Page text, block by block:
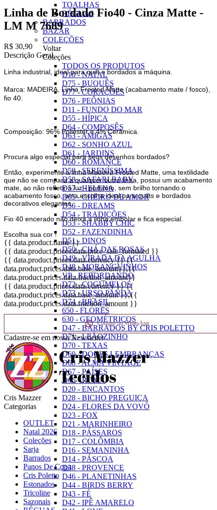
TOALHAS
RÉGUAS
BARRADOS
BAZAR
COLEÇÕES
Voltar
Coleções
TODOS OS PRODUTOS
D10 - NATAL
D75 - BUQUÊS
D77 - CORAÇÕES
D76 - PEÔNIAS
D11 - FUNDO DO MAR
D55 - HÍPICA
D64 - COMPOSÊS
D63 - AMIGAS
D62 - SONHO AZUL
D61 - JARDINS
D60 - ROMANCE
D59 - SERENÍSSIMA
D58 - SAFARI BABY
D57 - HELENA
D65 - CHEIRO DE AMOR
D56 - DREAMS
D54 - TRADIÇÕES
D53 - SHABBY CHIC
D52 - FAZENDINHA
D51 - DINOS
D50 - CHÁ DAS ROSAS
D49 - VIRADA DA AGULHA
D48 - MORANGUINHOS
VP - REBORDANDO
D72 - COGUMELOS
D73 - URSO PANDA
D74 - BRASIL
650 - FLORES
630 - GEOMÉTRICOS
D47 - BARRADOS BY CRIS POLETTO
D71 - LEÃOZINHO
D70 - TEXAS
D69 - DOCES LEMBRANÇAS
D68 - ALMA VINTAGE
D67 - PAÍSES
D66 - ROMÃ
D20 - ENCANTOS
D28 - BICHO PREGUIÇA
D24 - FLORES DA VOVÓ
D23 - FOX
D21 - MARINHEIRO
D18 - PÁSSAROS
D17 - COLÔMBIA
D16 - SEMANINHA
D14 - PÁSCOA
D38 - PROVENCE
D46 - PLANETINHAS
D44 - BIRDS BERRY
D43 - FÉ
D42 - IPÊ AMARELO
Linha de Bordado Fio40 - Cinza Matte -
LM M 7689
R$ 30,90
Descrição Geral
Linha industrial, ideal para quilt e bordados a máquina.
Marca: MADEIRA, Linha Frosted Matte (acabamento mate / fosco),
fio 40.
Composição: 96% Poliéster e 4% Cerâmica.
Procura algo especial para seus desenhos bordados?
Então, experimente a linha Madeira Frosted Matte, uma textilidade
que não se compara a qualquer outra linha, possui um acabamento
mate, ao não refletir a luz - portanto, sem brilho tornando o
acabamento fosco, uma escolha ideal para quilts e bordados
decorativos elegantes.
Fio 40 encerado não deixa a linha embolar e fica especial.
Escolha sua cor !
{{ data.product.name }}
{{ data.product.prices.data.price_sale_formated }}
{{ data.product.prices.data.currency }} {{
data.product.prices.data.base_amount}},{{
data.product.prices.data.fraction_amount}}
{{ data.product.prices.data.currency }} {{
data.product.prices.data.base_amount }},{{
data.product.prices.data.fraction_amount }}
Compre no WhatsApp
Cadastre-se em nossa Newsletter
Cris Mazzer
Categorias
OUTLET
Natal 2026
Coleções
Sarja
Barrados
Panos De Copa
Cris Poletto
Estonados
Tricoline
Sazonais